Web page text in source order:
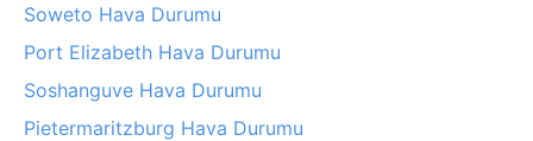
Soweto Hava Durumu
Port Elizabeth Hava Durumu
Soshanguve Hava Durumu
Pietermaritzburg Hava Durumu